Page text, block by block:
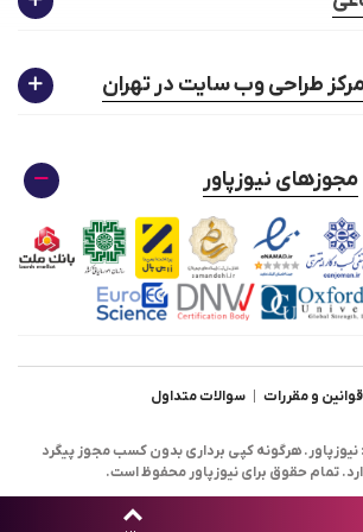
بازدید کننده روز در وب سایت
می شود، کوپن های تخفیف به
مرکز طراحی وب سایت در تهران
مجوزهای نیوزپاور
قوانین و مقررات سوالات متداول
هرگونه کپی برداری بدون کسب مجوز پیگرد
تمام حقوق برای نیوزپاور محفوظ است.